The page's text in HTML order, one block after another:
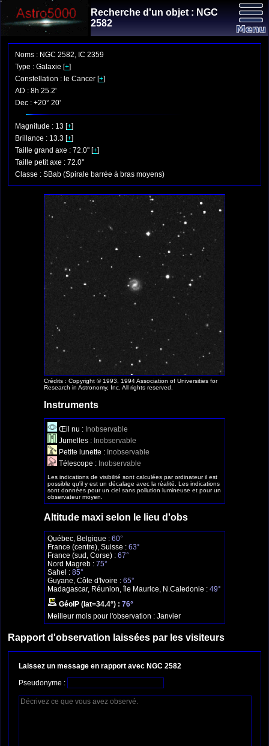
Recherche d'un objet : NGC
2582
Noms : NGC 2582, IC 2359
Type : Galaxie [+]
Constellation : le Cancer [+]
AD : 8h 25.2'
Dec : +20° 20'
Magnitude : 13 [+]
Brillance : 13.3 [+]
Taille grand axe : 72.0'' [+]
Taille petit axe : 72.0''
Classe : SBab (Spirale barrée à bras moyens)
Crédits : Copyright © 1993, 1994 Association of Universities for
Research in Astronomy, Inc. All rights reserved.
Instruments
Œil nu : Inobservable
Jumelles : Inobservable
Petite lunette : Inobservable
Télescope : Inobservable
Les indications de visibilité sont calculées par ordinateur il est
possible qu'il y est un décalage avec la réalité. Les indications
sont données pour un ciel sans pollution lumineuse et pour un
observateur moyen.
Altitude maxi selon le lieu d'obs
Québec, Belgique : 60°
France (centre), Suisse : 63°
France (sud, Corse) : 67°
Nord Magreb : 75°
Sahel : 85°
Guyane, Côte d'Ivoire : 65°
Madagascar, Réunion, île Maurice, N.Caledonie : 49°
GéoIP (lat=34.4°) : 76°
Meilleur mois pour l'observation : Janvier
Rapport d'observation laissées par les visiteurs
Laissez un message en rapport avec NGC 2582
Pseudonyme :